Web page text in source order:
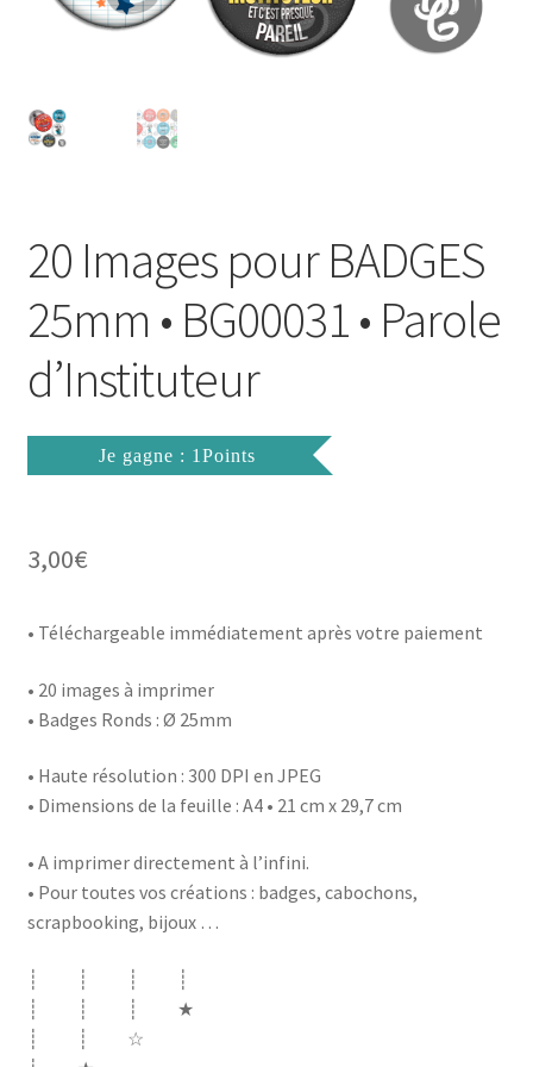
Mon compte
Politique de Confidentialité
Validation de la commande
20 Images pour BADGES
25mm • BG00031 • Parole
d’Instituteur
Je gagne : 1Points
3,00€
• Téléchargeable immédiatement après votre paiement
• 20 images à imprimer
• Badges Ronds : Ø 25mm
• Haute résolution : 300 DPI en JPEG
• Dimensions de la feuille : A4 • 21 cm x 29,7 cm
• A imprimer directement à l’infini.
• Pour toutes vos créations : badges, cabochons,
scrapbooking, bijoux …
┊ ┊ ┊ ┊
┊ ┊ ┊ ★
┊ ┊ ☆